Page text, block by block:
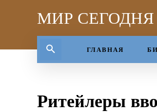
МИР СЕГОДНЯ
ГЛАВНАЯ
Ритейлеры